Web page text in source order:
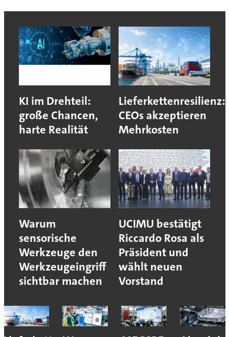
KI im Drehteil:
große Chancen,
harte Realität
Lieferkettenresilienz:
CEOs akzeptieren
Mehrkosten
Warum
sensorische
Werkzeuge den
Werkzeugeingriff
sichtbar machen
UCIMU bestätigt
Riccardo Rosa als
Präsident und
wählt neuen
Vorstand